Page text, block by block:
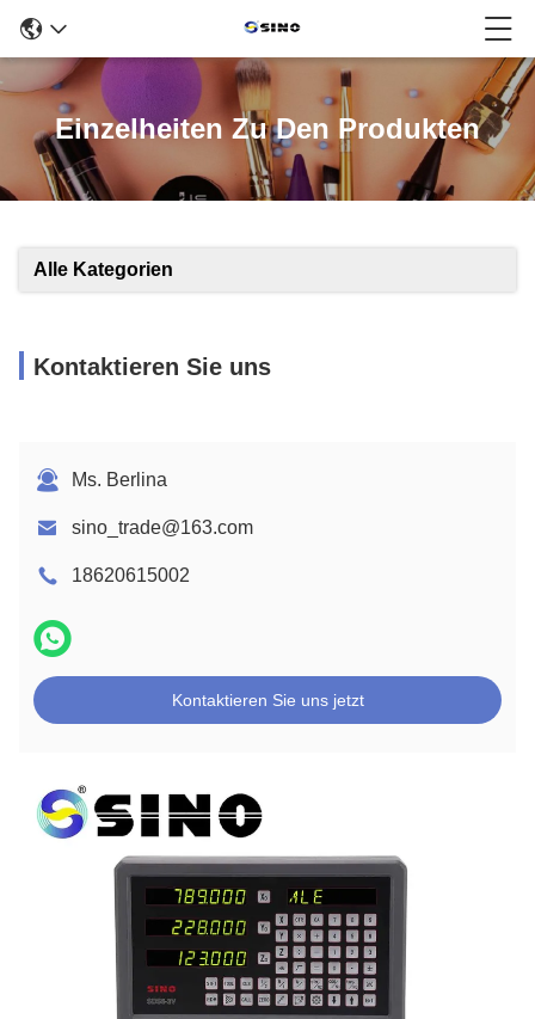
Einzelheiten Zu Den Produkten
Alle Kategorien
Kontaktieren Sie uns
Ms. Berlina
sino_trade@163.com
18620615002
Kontaktieren Sie uns jetzt